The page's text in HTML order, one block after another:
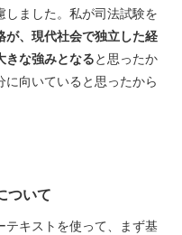
ました。私が司法試験を
が、現代社会で独立した経
きな強みとなると思ったか
向いていると思ったから
ついて
キストを使って、まず基